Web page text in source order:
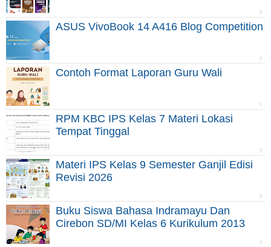
ASUS VivoBook 14 A416 Blog Competition
Contoh Format Laporan Guru Wali
RPM KBC IPS Kelas 7 Materi Lokasi
Tempat Tinggal
Materi IPS Kelas 9 Semester Ganjil Edisi
Revisi 2026
Buku Siswa Bahasa Indramayu Dan
Cirebon SD/MI Kelas 6 Kurikulum 2013